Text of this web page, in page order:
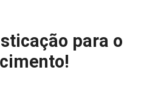
para o